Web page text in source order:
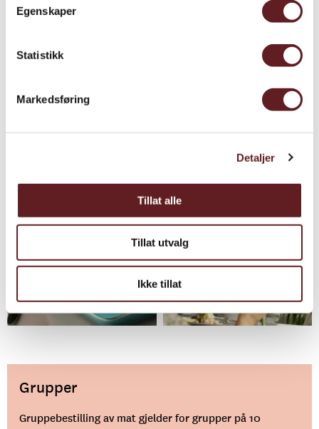
Egenskaper
Statistikk
Markedsføring
Detaljer
Tillat alle
Tillat utvalg
Ikke tillat
Grupper
Gruppebestilling av mat gjelder for grupper på 10